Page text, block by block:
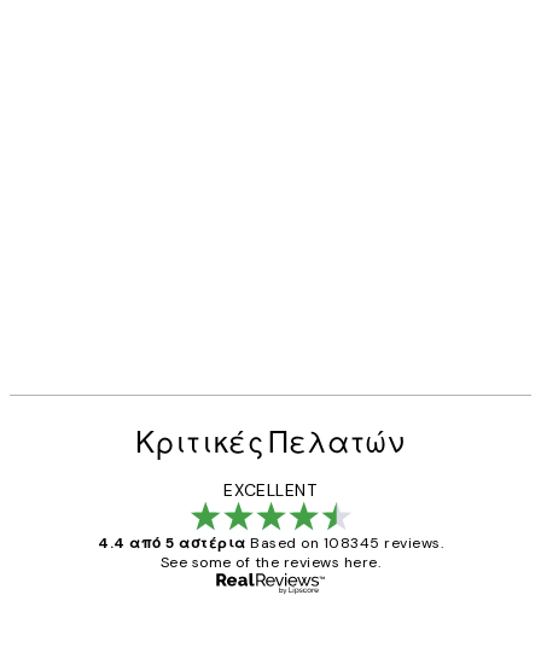
Κριτικές Πελατών
EXCELLENT
4.4 από 5 αστέρια Based on 108345 reviews.
See some of the reviews here.